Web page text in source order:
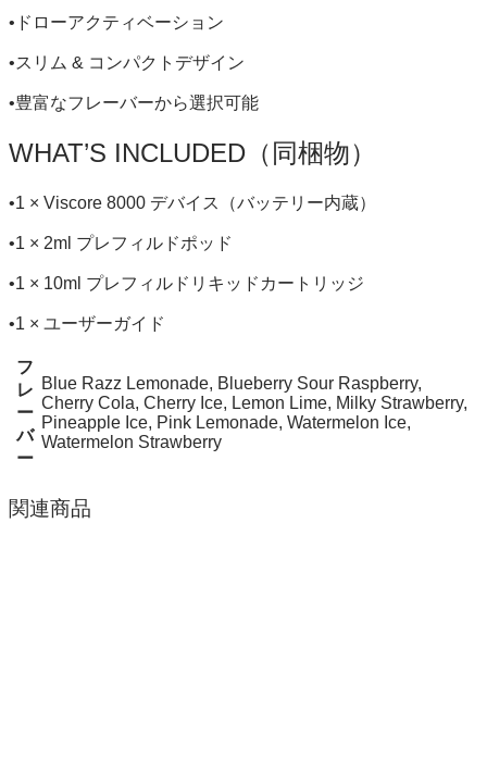
•ドローアクティベーション
•スリム & コンパクトデザイン
•豊富なフレーバーから選択可能
WHAT’S INCLUDED（同梱物）
•1 × Viscore 8000 デバイス（バッテリー内蔵）
•1 × 2ml プレフィルドポッド
•1 × 10ml プレフィルドリキッドカートリッジ
•1 × ユーザーガイド
フ
レ
ー
バ
ー
Blue Razz Lemonade, Blueberry Sour Raspberry,
Cherry Cola, Cherry Ice, Lemon Lime, Milky Strawberry,
Pineapple Ice, Pink Lemonade, Watermelon Ice,
Watermelon Strawberry
関連商品